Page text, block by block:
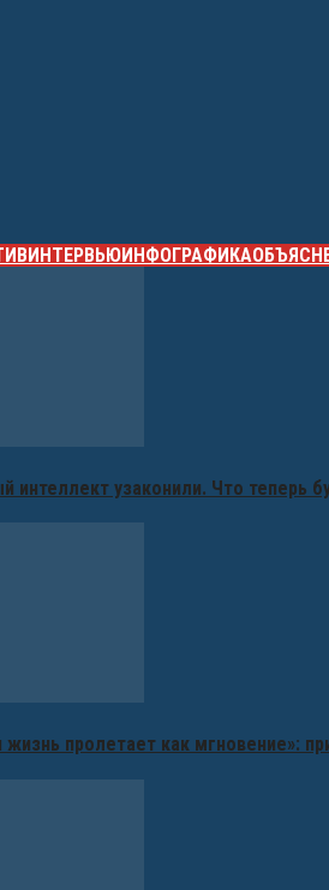
ИНТЕРВЬЮИНФОГРАФИКА
интеллект узаконили. Что теперь
жизнь пролетает как мгновение»: